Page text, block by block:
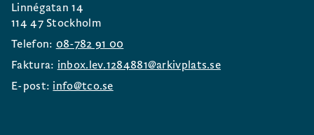
Linnégatan 14
114 47 Stockholm
Telefon: 08-782 91 00
Faktura: inbox.lev.1284881@arkivplats.se
E-post: info@tco.se